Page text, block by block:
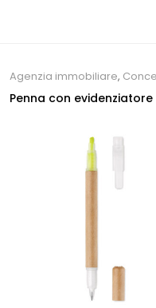
Agenzia immobiliare,
auto e meccanici,Farmacie
Penna con evidenziatore